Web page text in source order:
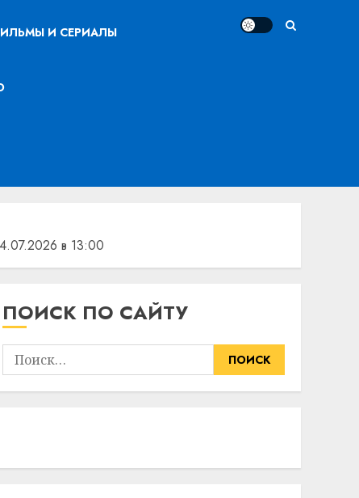
И СЕРИАЛЫ
в 13:00
ПОИСК ПО САЙТУ
Найти: